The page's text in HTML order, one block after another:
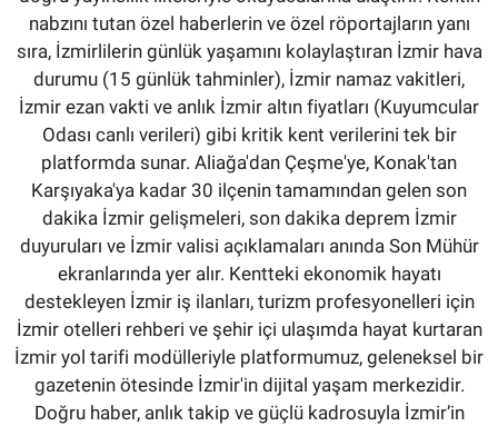
nabzını tutan özel haberlerin ve özel röportajların yanı
sıra, İzmirlilerin günlük yaşamını kolaylaştıran İzmir hava
durumu (15 günlük tahminler), İzmir namaz vakitleri,
İzmir ezan vakti ve anlık İzmir altın fiyatları (Kuyumcular
Odası canlı verileri) gibi kritik kent verilerini tek bir
platformda sunar. Aliağa'dan Çeşme'ye, Konak'tan
Karşıyaka'ya kadar 30 ilçenin tamamından gelen son
dakika İzmir gelişmeleri, son dakika deprem İzmir
duyuruları ve İzmir valisi açıklamaları anında Son Mühür
ekranlarında yer alır. Kentteki ekonomik hayatı
destekleyen İzmir iş ilanları, turizm profesyonelleri için
İzmir otelleri rehberi ve şehir içi ulaşımda hayat kurtaran
İzmir yol tarifi modülleriyle platformumuz, geleneksel bir
gazetenin ötesinde İzmir'in dijital yaşam merkezidir.
Doğru haber, anlık takip ve güçlü kadrosuyla İzmir’in